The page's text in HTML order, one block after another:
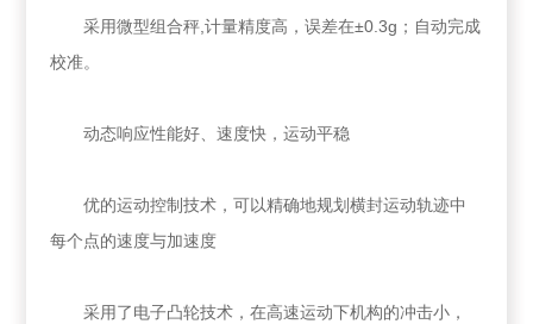
采用微型组合秤,计量精度高，误差在±0.3g；自动完成
校准。
动态响应性能好、速度快，运动平稳
优的运动控制技术，可以精确地规划横封运动轨迹中
每个点的速度与加速度
采用了电子凸轮技术，在高速运动下机构的冲击小，